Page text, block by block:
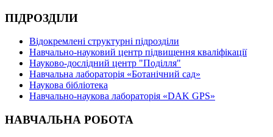
ПІДРОЗДІЛИ
Відокремлені структурні підрозділи
Навчально-науковий центр підвищення кваліфікації
Науково-дослідний центр "Поділля"
Навчальна лабораторія «Ботанічний сад»
Наукова бібліотека
Навчально-наукова лабораторія «DAK GPS»
НАВЧАЛЬНА РОБОТА